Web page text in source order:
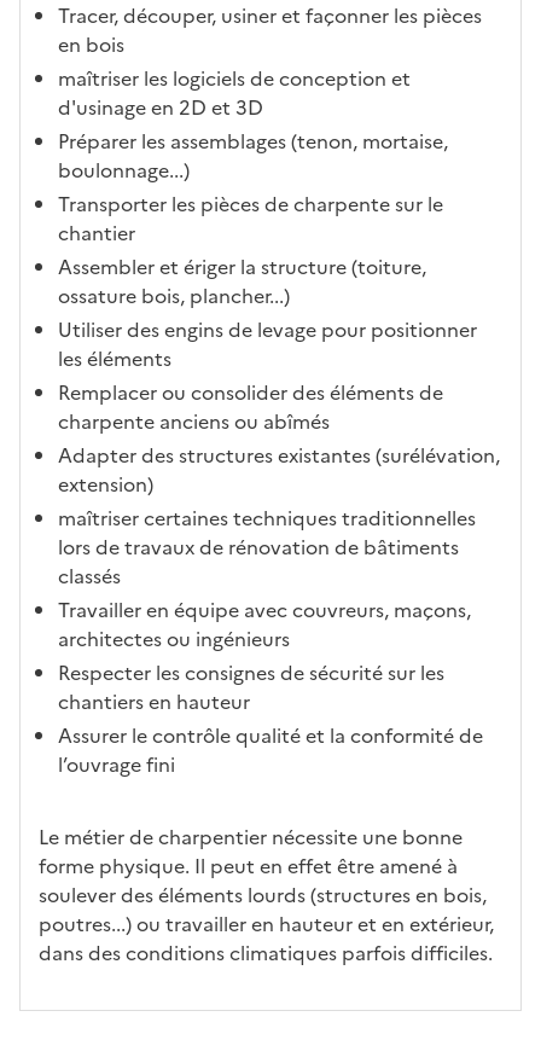
Tracer, découper, usiner et façonner les pièces
en bois
maîtriser les logiciels de conception et
d'usinage en 2D et 3D
Préparer les assemblages (tenon, mortaise,
boulonnage...)
Transporter les pièces de charpente sur le
chantier
Assembler et ériger la structure (toiture,
ossature bois, plancher...)
Utiliser des engins de levage pour positionner
les éléments
Remplacer ou consolider des éléments de
charpente anciens ou abîmés
Adapter des structures existantes (surélévation,
extension)
maîtriser certaines techniques traditionnelles
lors de travaux de rénovation de bâtiments
classés
Travailler en équipe avec couvreurs, maçons,
architectes ou ingénieurs
Respecter les consignes de sécurité sur les
chantiers en hauteur
Assurer le contrôle qualité et la conformité de
l’ouvrage fini
Le métier de charpentier nécessite une bonne
forme physique. Il peut en effet être amené à
soulever des éléments lourds (structures en bois,
poutres...) ou travailler en hauteur et en extérieur,
dans des conditions climatiques parfois difficiles.